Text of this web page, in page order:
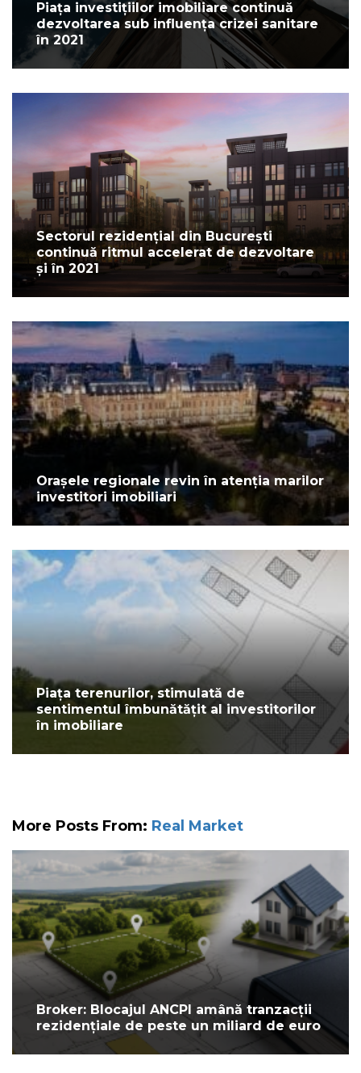
Piața investițiilor imobiliare continuă
dezvoltarea sub influența crizei sanitare
în 2021
Sectorul rezidențial din București
continuă ritmul accelerat de dezvoltare
și în 2021
Orașele regionale revin în atenția marilor
investitori imobiliari
Piața terenurilor, stimulată de
sentimentul îmbunătățit al investitorilor
în imobiliare
More Posts From: Real Market
Broker: Blocajul ANCPI amână tranzacții
rezidențiale de peste un miliard de euro